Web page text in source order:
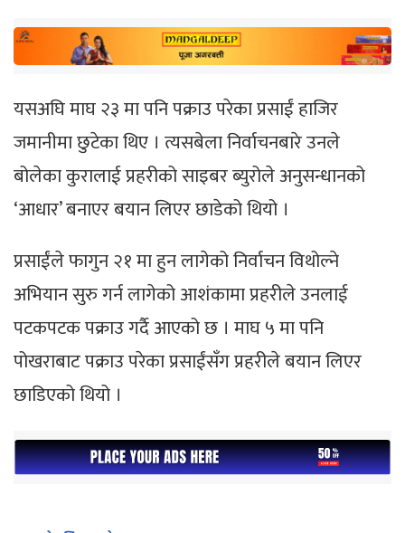
यसअघि माघ २३ मा पनि पक्राउ परेका प्रसाईं हाजिर
जमानीमा छुटेका थिए । त्यसबेला निर्वाचनबारे उनले
बोलेका कुरालाई प्रहरीको साइबर ब्युरोले अनुसन्धानको
‘आधार’ बनाएर बयान लिएर छाडेको थियो ।
प्रसाईंले फागुन २१ मा हुन लागेको निर्वाचन विथोल्ने
अभियान सुरु गर्न लागेको आशंकामा प्रहरीले उनलाई
पटकपटक पक्राउ गर्दै आएको छ । माघ ५ मा पनि
पोखराबाट पक्राउ परेका प्रसाईंसँग प्रहरीले बयान लिएर
छाडिएको थियो ।